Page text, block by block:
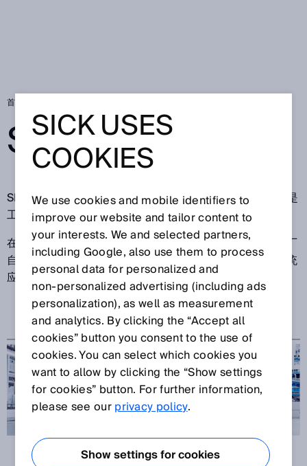
首页
SICK IN CHINA
SICK AG是工业传感器及数字化集成系统的跨国制造商，是
工业自动化领域的技术和市场佼佼者之一。
在中国，西克中国（广东西克智能科技有限公司）负责工厂
自动化、物流自动化的产品及解决方案的销售、服务；系统
应用研发、设计与集成。
SICK USES
COOKIES
We use cookies and mobile identifiers to
improve our website and tailor content to
your interests. We and selected partners,
including Google, also use them to process
personal data for personalized and
non‑personalized advertising (including ads
personalization), as well as measurement
and analytics. By clicking the “Accept all
cookies” button you consent to the use of
cookies. You can select which cookies you
want to allow by clicking the “Show settings
for cookies” button. For further information,
please see ourprivacy policy.
Show settings for cookies